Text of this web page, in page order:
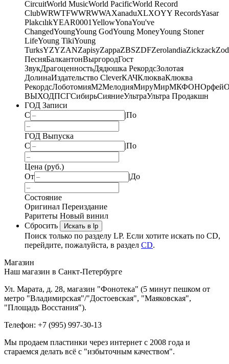
CircuitWorld MusicWorld PacificWorld Record
ClubWRWTFWWRWWAXanaduXLXOYY RecordsYasar
PlakcılıkYEAR0001YellowYonaYou've
ChangedYoungYoung GodYoung MoneyYoung Stoner
LifeYoung TikiYoung
TurksYZYZANZapisyZappaZBSZDFZerolandiaZickzack
ПесняБалкантонВыргородГост
ЗвукДрагоценностьДядюшка РекордсЗолотая
ДолинаИздательство CleverКАЧКлюкваКлюква
РекордсЛоботомияМ2МелодияМируМирМКФОНОрфей
ВЫХОДПСГСибирьСияниеУльтраУльтра Продакшн
ГОД Записи
С
|По
ГОД Выпуска
С
|По
Цена (руб.)
От
|До
Состояние
Оригинал Переиздание
Раритеты Новый винил
Сбросить
Искать в lp
Поиск только по разделу LP. Если хотите искать по CD,
перейдите, пожалуйста, в раздел CD.
Магазин
Наш магазин в Санкт-Петербурге
Ул. Марата, д. 28, магазин "Фонотека" (5 минут пешком от
метро "Владимирская"/"Достоевская", "Маяковская",
"Площадь Восстания").
Телефон: +7 (995) 997-30-13
Мы продаем пластинки через интернет c 2008 года и
стараемся делать всё с "избыточным качеством".